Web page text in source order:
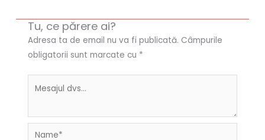
Tu, ce părere ai?
Adresa ta de email nu va fi publicată. Câmpurile
obligatorii sunt marcate cu *
Name*